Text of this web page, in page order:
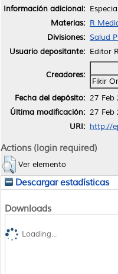
Información adicional:
Materias: R
Divisiones: Salud
Usuario depositante: Editor
Creadores:
Fikir
Fecha del depósito: 27 Feb
Última modificación: 27 Feb
URI: http://
Actions (login required)
Ver elemento
Descargar estadísticas
Downloads
Loading...